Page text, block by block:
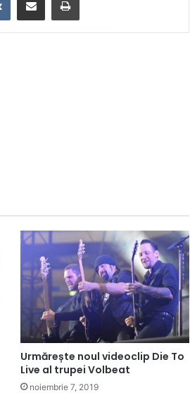
Urmărește noul videoclip Die To
Live al trupei Volbeat
noiembrie 7, 2019